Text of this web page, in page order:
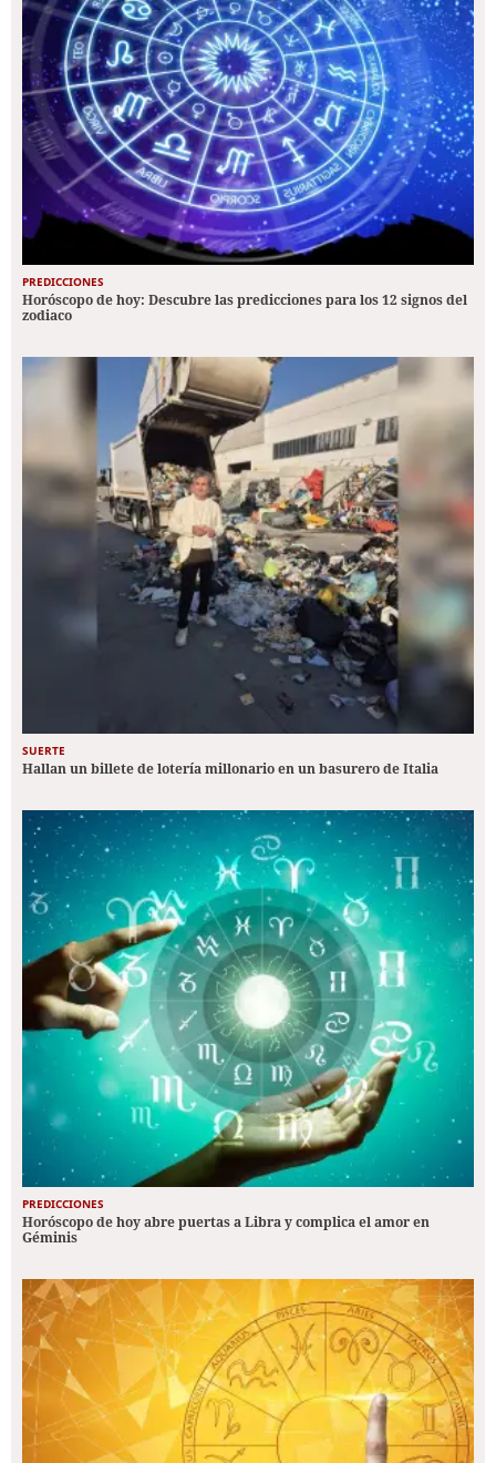
PREDICCIONES
Horóscopo de hoy: Descubre las predicciones para los 12 signos del
zodiaco
SUERTE
Hallan un billete de lotería millonario en un basurero de Italia
PREDICCIONES
Horóscopo de hoy abre puertas a Libra y complica el amor en
Géminis